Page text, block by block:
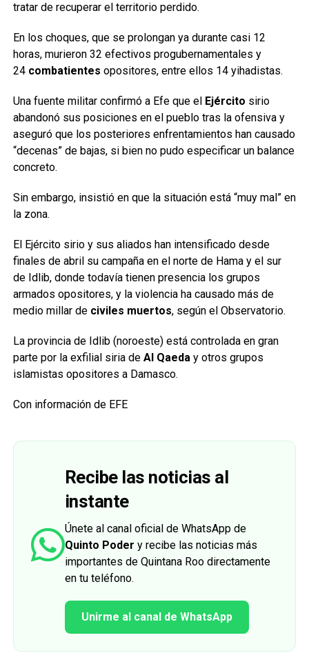
tratar de recuperar el territorio perdido.
En los choques, que se prolongan ya durante casi 12
horas, murieron 32 efectivos progubernamentales y
24 combatientes opositores, entre ellos 14 yihadistas.
Una fuente militar confirmó a Efe que el Ejército sirio
abandonó sus posiciones en el pueblo tras la ofensiva y
aseguró que los posteriores enfrentamientos han causado
“decenas” de bajas, si bien no pudo especificar un balance
concreto.
Sin embargo, insistió en que la situación está “muy mal” en
la zona.
El Ejército sirio y sus aliados han intensificado desde
finales de abril su campaña en el norte de Hama y el sur
de Idlib, donde todavía tienen presencia los grupos
armados opositores, y la violencia ha causado más de
medio millar de civiles muertos, según el Observatorio.
La provincia de Idlib (noroeste) está controlada en gran
parte por la exfilial siria de Al Qaeday otros grupos
islamistas opositores a Damasco.
Con información de EFE
Recibe las noticias al
instante
Únete al canal oficial de WhatsApp de
Quinto Poder y recibe las noticias más
importantes de Quintana Roo directamente
en tu teléfono.
Unirme al canal de WhatsApp